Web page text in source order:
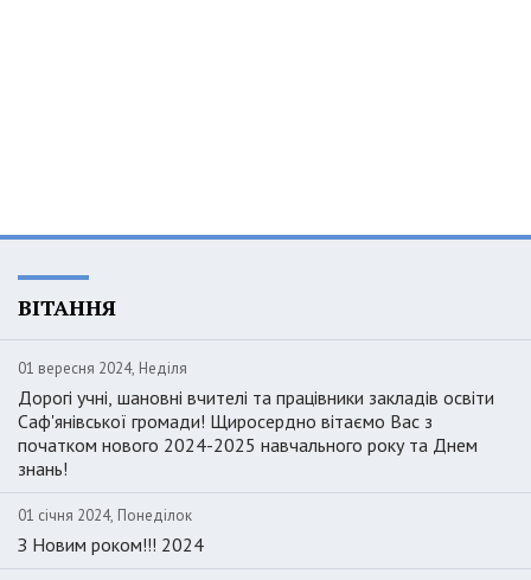
ВІТАННЯ
01 вересня 2024, Неділя
Дорогі учні, шановні вчителі та працівники закладів освіти
Саф'янівської громади! Щиросердно вітаємо Вас з
початком нового 2024-2025 навчального року та Днем
знань!
01 січня 2024, Понеділок
З Новим роком!!! 2024